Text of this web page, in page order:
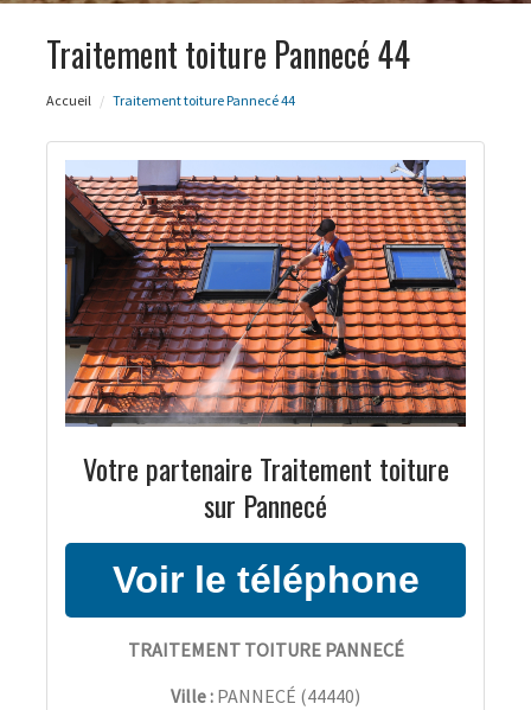
Traitement toiture Pannecé 44
Accueil Traitement toiture Pannecé 44
Votre partenaire Traitement toiture
sur Pannecé
TRAITEMENT TOITURE PANNECÉ
Ville : PANNECÉ (44440)